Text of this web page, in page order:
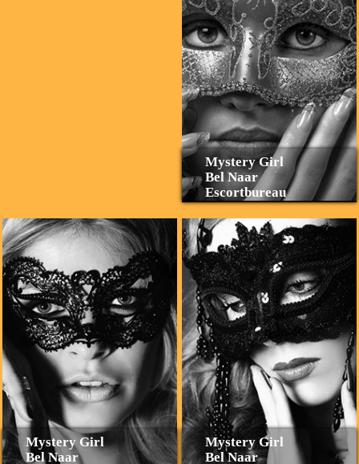
Mystery Girl
Bel Naar
Escortbureau
Mystery Girl
Bel Naar
Mystery Girl
Bel Naar